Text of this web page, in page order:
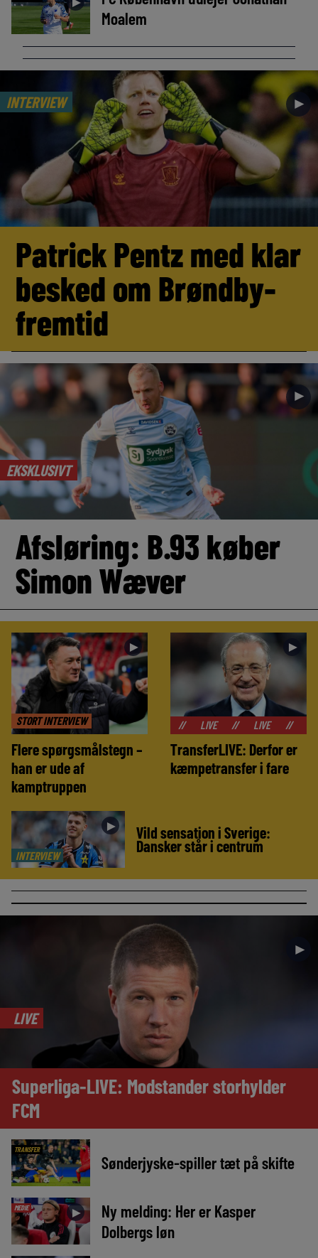
Moalem
INTERVIEW ►
Patrick Pentz med klar
besked om Brøndby-
fremtid
EKSKLUSIVT
►
Afsløring: B.93 køber
Simon Wæver
STORT INTERVIEW
►
Flere spørgsmålstegn –
han er ude af
kamptruppen
►
// LIVE LIVE
TransferLIVE: Derfor er
kæmpetransfer i fare
INTERVIEW
► Vild sensation i Sverige:
Dansker står i centrum
►
LIVE
Superliga-LIVE: Modstander storhylder
FCM
TRANSFER
Sønderjyske-spiller tæt på skifte
MEDIE ►
Ny melding: Her er Kasper
Dolbergs løn